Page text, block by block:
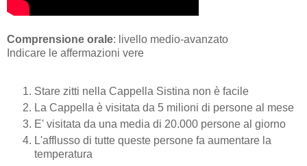
Comprensione orale: livello medio-avanzato
Indicare le affermazioni vere
Stare zitti nella Cappella Sistina non è facile
La Cappella è visitata da 5 milioni di persone al mese
E' visitata da una media di 20.000 persone al giorno
L'afflusso di tutte queste persone fa aumentare la
temperatura